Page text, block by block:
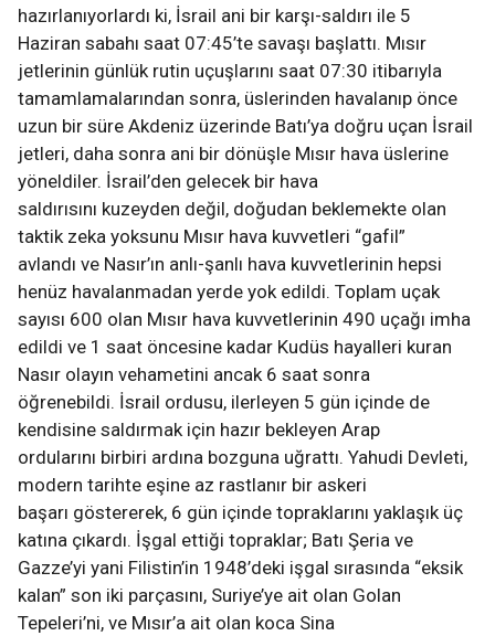
hazırlanıyorlardı ki, İsrail ani bir karşı-saldırı ile 5
Haziran sabahı saat 07:45’te savaşı başlattı. Mısır
jetlerinin günlük rutin uçuşlarını saat 07:30 itibarıyla
tamamlamalarından sonra, üslerinden havalanıp önce
uzun bir süre Akdeniz üzerinde Batı’ya doğru uçan İsrail
jetleri, daha sonra ani bir dönüşle Mısır hava üslerine
yöneldiler. İsrail’den gelecek bir hava
saldırısını kuzeyden değil, doğudan beklemekte olan
taktik zeka yoksunu Mısır hava kuvvetleri “gafil”
avlandı ve Nasır’ın anlı-şanlı hava kuvvetlerinin hepsi
henüz havalanmadan yerde yok edildi. Toplam uçak
sayısı 600 olan Mısır hava kuvvetlerinin 490 uçağı imha
edildi ve 1 saat öncesine kadar Kudüs hayalleri kuran
Nasır olayın vehametini ancak 6 saat sonra
öğrenebildi. İsrail ordusu, ilerleyen 5 gün içinde de
kendisine saldırmak için hazır bekleyen Arap
ordularını birbiri ardına bozguna uğrattı. Yahudi Devleti,
modern tarihte eşine az rastlanır bir askeri
başarı göstererek, 6 gün içinde topraklarını yaklaşık üç
katına çıkardı. İşgal ettiği topraklar; Batı Şeria ve
Gazze’yi yani Filistin’in 1948’deki işgal sırasında “eksik
kalan” son iki parçasını, Suriye’ye ait olan Golan
Tepeleri’ni, ve Mısır’a ait olan koca Sina